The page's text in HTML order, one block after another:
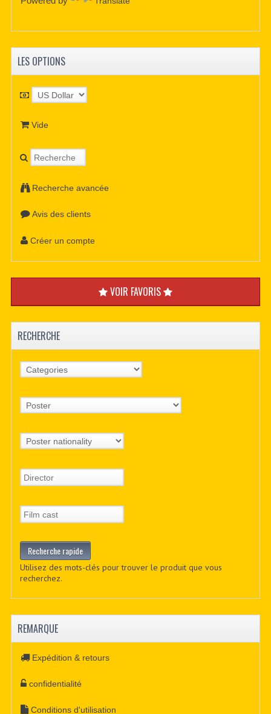
LES OPTIONS
Vide
Recherche avancée
Avis des clients
Créer un compte
VOIR FAVORIS
RECHERCHE
Utilisez des mots-clés pour trouver le produit que vous
recherchez.
REMARQUE
Expédition & retours
confidentialité
Conditions d'utilisation